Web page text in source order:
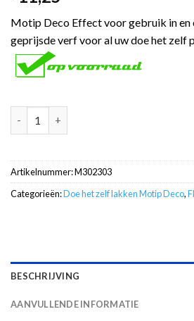
Motip Deco Effect voor gebruik in en
geprijsde verf voor al uw doe het zelf
Artikelnummer:M302303
Categorieën:Doe het zelf lakken Motip Deco,
BESCHRIJVING
AANVULLENDE INFORMATIE